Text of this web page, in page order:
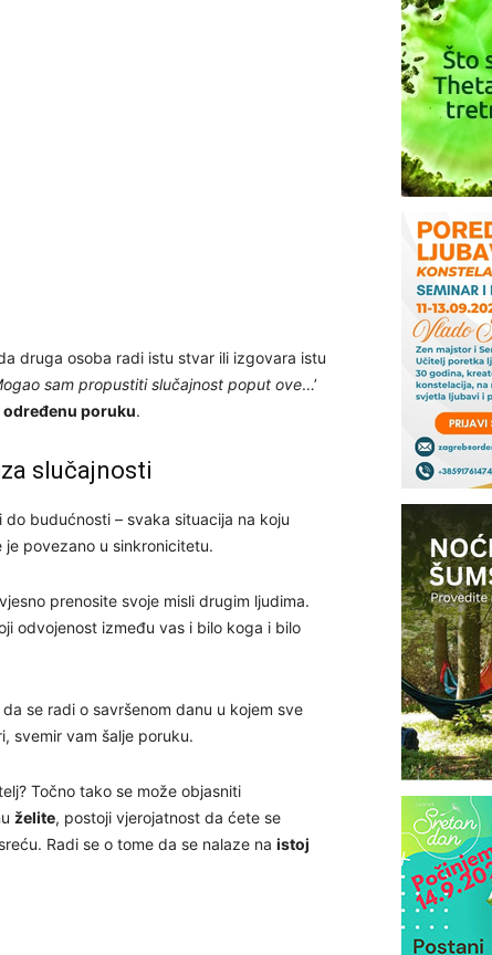
druga osoba radi istu stvar ili izgovara istu
sam propustiti slučajnost poput ove…’
određenu poruku.
slučajnosti
budućnosti – svaka situacija na koju
je povezano u sinkronicitetu.
prenosite svoje misli drugim ljudima.
odvojenost između vas i bilo koga i bilo
se radi o savršenom danu u kojem sve
svemir vam šalje poruku.
Točno tako se može objasniti
želite, postoji vjerojatnost da ćete se
Radi se o tome da se nalaze na istoj